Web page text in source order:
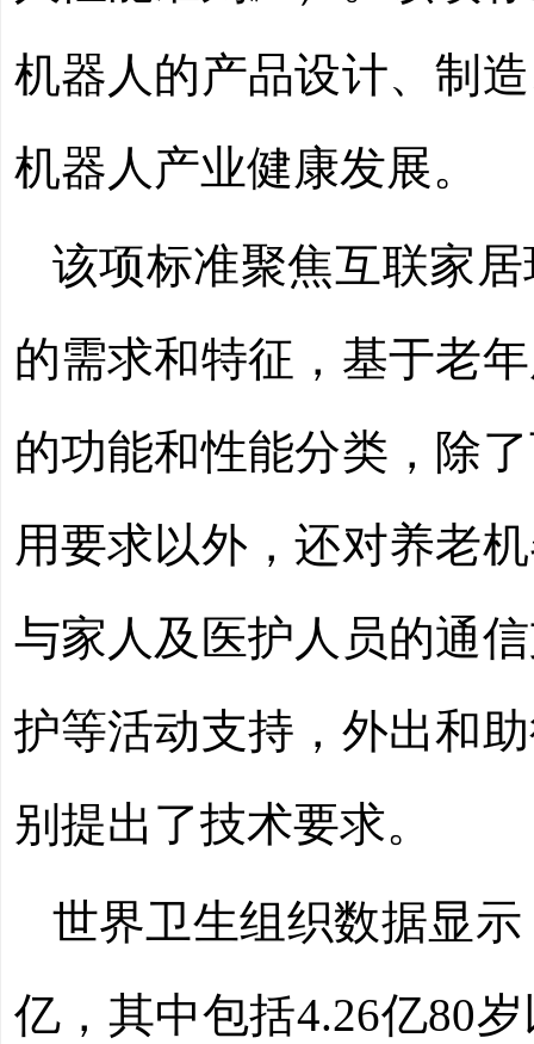
机器人的产品设计、制
机器人产业健康发展。
该项标准聚焦互联家
的需求和特征，基于老
的功能和性能分类，除
用要求以外，还对养老
与家人及医护人员的通
护等活动支持，外出和
别提出了技术要求。
世界卫生组织数据显
亿，其中包括4.26亿80